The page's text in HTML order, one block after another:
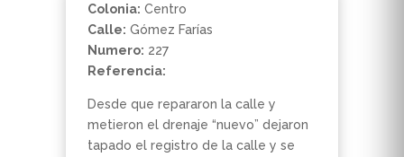
Colonia: Centro
Calle: Gómez Farías
Numero: 227
Referencia:
Desde que repararon la calle y
metieron el drenaje “nuevo” dejaron
tapado el registro de la calle y se